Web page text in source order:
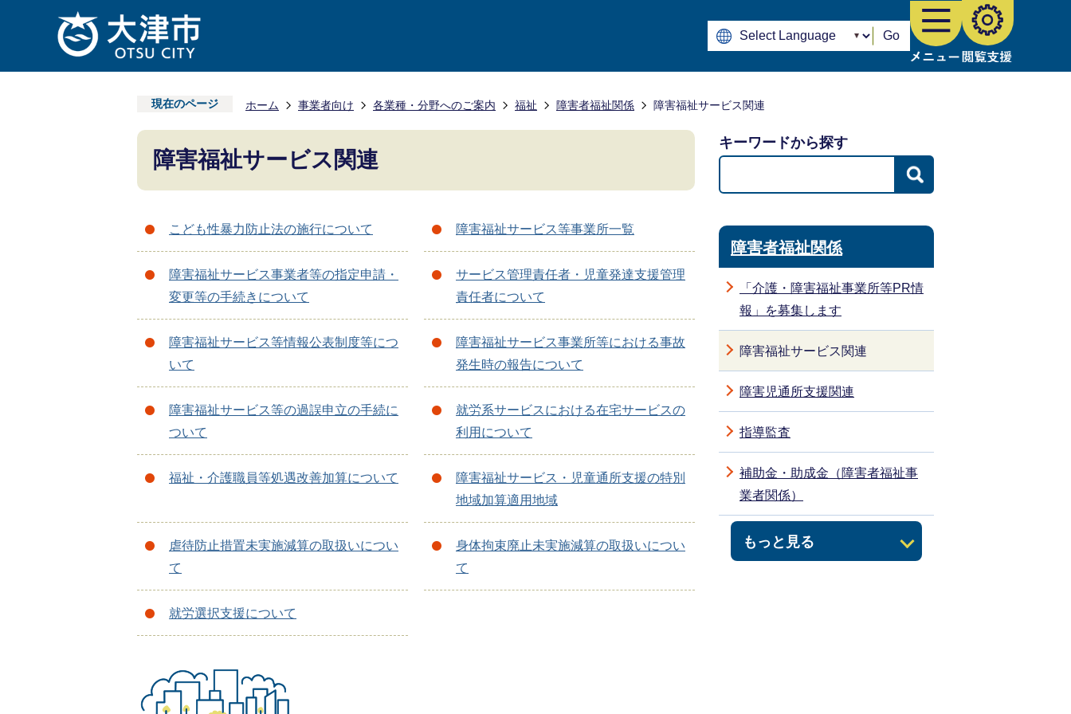
Go
現在のページ ホーム 事業者向け 各業種・分野へのご案内 福祉 障害者福祉関係 障害福祉サービス関連
障害福祉サービス関連
こども性暴力防止法の施行について 障害福祉サービス等事業所一覧
障害福祉サービス事業者等の指定申請・
変更等の手続きについて
サービス管理責任者・児童発達支援管理
責任者について
障害福祉サービス等情報公表制度等につ
いて
障害福祉サービス事業所等における事故
発生時の報告について
障害福祉サービス等の過誤申立の手続に
ついて
就労系サービスにおける在宅サービスの
利用について
福祉・介護職員等処遇改善加算について
障害福祉サービス・児童通所支援の特別
地域加算適用地域
虐待防止措置未実施減算の取扱いについ
て
身体拘束廃止未実施減算の取扱いについ
て
就労選択支援について
キーワードから探す
障害者福祉関係
「介護・障害福祉事業所等PR情
報」を募集します
障害福祉サービス関連
障害児通所支援関連
もっと見る
指導監査
補助金・助成金（障害者福祉事
業者関係）